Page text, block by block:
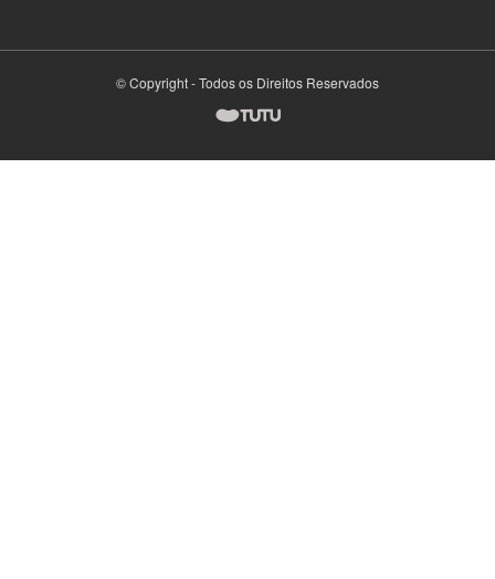
© Copyright - Todos os Direitos Reservados